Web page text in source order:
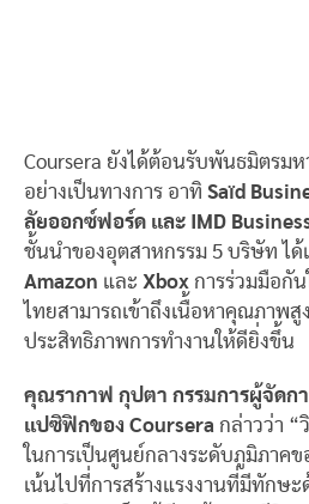
Coursera ยังได้ต้อนรับพันธมิตรม
อย่างเป็นทางการ อาทิ Saïd
ลัยออกซ์ฟอร์ด และ IMD
ชั้นนำของอุตสาหกรรม 5 บริษัท ได้
Amazon และ Xbox การร่วมมือกั
ไทยสามารถเข้าถึงเนื้อหาคุณภาพสู
ประสิทธิภาพการทำงานให้ดียิ่งขึ้น
คุณรากาฟ กุปตา กรรมการผู้จัดก
แปซิฟิกของ Coursera กล่าวว่า “
ในการเป็นศูนย์กลางระดับภูมิภาค
เน้นไปที่การสร้างแรงงานที่มีทักษ